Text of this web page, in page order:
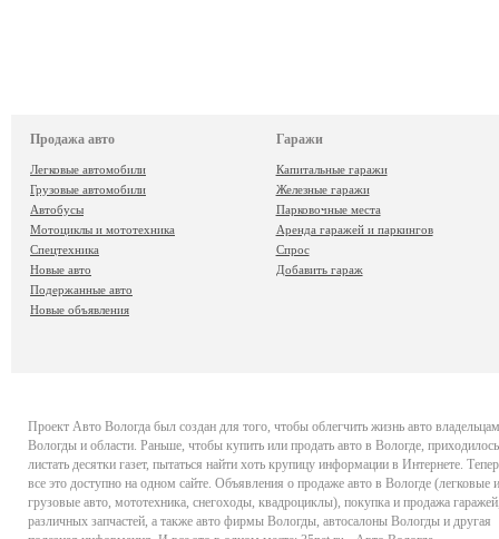
Продажа авто
Легковые автомобили
Грузовые автомобили
Автобусы
Мотоциклы и мототехника
Спецтехника
Новые авто
Подержанные авто
Новые объявления
Гаражи
Капитальные гаражи
Железные гаражи
Парковочные места
Аренда гаражей и паркингов
Спрос
Добавить гараж
Проект Авто Вологда был создан для того, чтобы облегчить жизнь авто владельцам
Вологды и области. Раньше, чтобы купить или продать авто в Вологде, приходилось
листать десятки газет, пытаться найти хоть крупицу информации в Интернете.
все это доступно на одном сайте. Объявления о продаже авто в Вологде (легковые и
грузовые авто, мототехника, снегоходы, квадроциклы), покупка и продажа
различных запчастей, а также авто фирмы Вологды, автосалоны Вологды и другая